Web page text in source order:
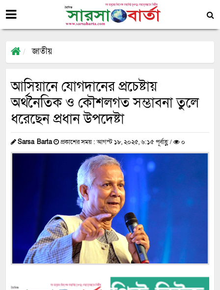
জাতীয়
আসিয়ানে যোগদানের প্রচেষ্টায়
অর্থনৈতিক ও কৌশলগত সম্ভাবনা তুলে
ধরেছেন প্রধান উপদেষ্টা
Sarsa Barta প্রকাশের সময় : আগস্ট ১৮, ২০২৫, ৬:১৫ পূর্বাহ্ণ / ০